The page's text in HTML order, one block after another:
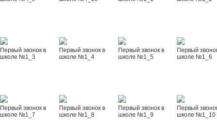
Первый звонок в
школе №1_3
Первый звонок в
школе №1_4
Первый звонок в
школе №1_5
Первый
школе №1_6
Первый звонок в
школе №1_7
Первый звонок в
школе №1_8
Первый звонок в
школе №1_9
Первый
школе №1_10